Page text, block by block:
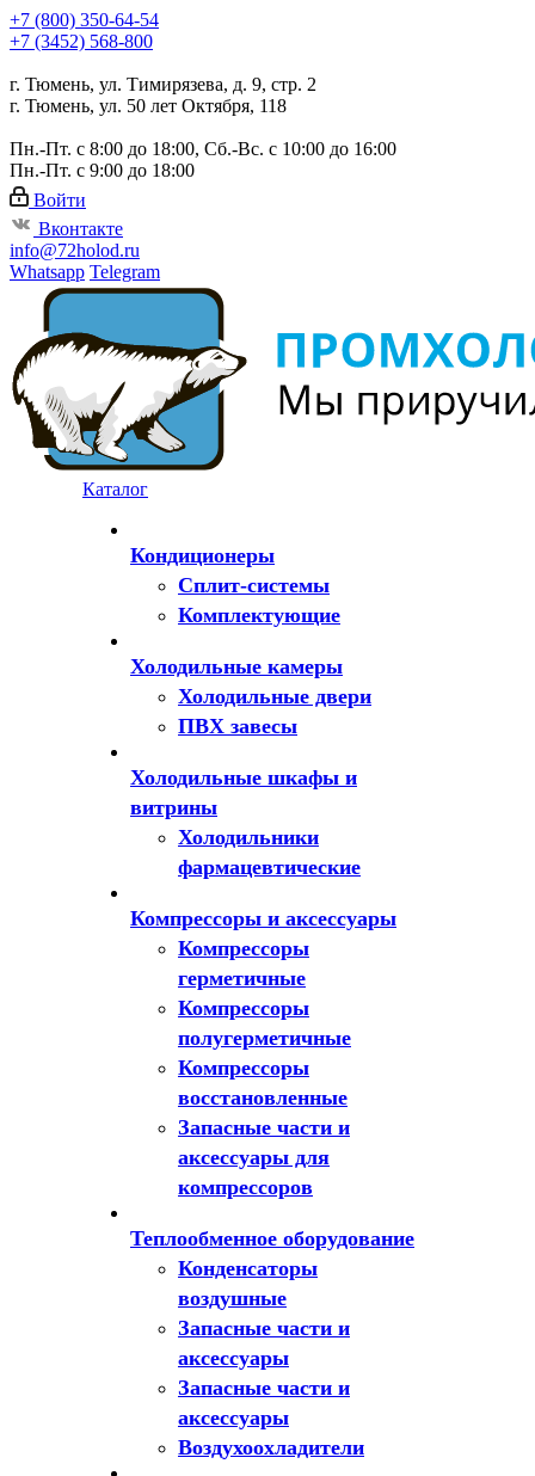
+7 (800) 350-64-54
+7 (3452) 568-800
г. Тюмень, ул. Тимирязева, д. 9, стр. 2
г. Тюмень, ул. 50 лет Октября, 118
Пн.-Пт. с 8:00 до 18:00, Сб.-Вс. с 10:00 до 16:00
Пн.-Пт. с 9:00 до 18:00
Войти
Вконтакте
info@72holod.ru
Whatsapp Telegram
Каталог
Кондиционеры
Сплит-системы
Комплектующие
Холодильные камеры
Холодильные двери
ПВХ завесы
Холодильные шкафы и
витрины
Холодильники
фармацевтические
Компрессоры и аксессуары
Компрессоры
герметичные
Компрессоры
полугерметичные
Компрессоры
восстановленные
Запасные части и
аксессуары для
компрессоров
Теплообменное оборудование
Конденсаторы
воздушные
Запасные части и
аксессуары
Запасные части и
аксессуары
Воздухоохладители